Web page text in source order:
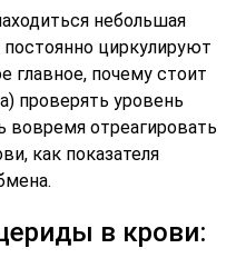
небольшая
циркулируют
главное, почему стоит
проверять уровень
отреагировать
как показателя
в крови: